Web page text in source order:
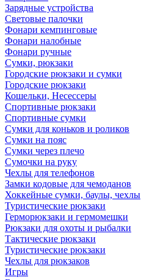
Зарядные устройства
Световые палочки
Фонари кемпинговые
Фонари налобные
Фонари ручные
Сумки, рюкзаки
Городские рюкзаки и сумки
Городские рюкзаки
Кошельки, Несессеры
Спортивные рюкзаки
Спортивные сумки
Сумки для коньков и роликов
Сумки на пояс
Сумки через плечо
Сумочки на руку
Чехлы для телефонов
Замки кодовые для чемоданов
Хоккейные сумки, баулы, чехлы
Туристические рюкзаки
Герморюкзаки и гермомешки
Рюкзаки для охоты и рыбалки
Тактические рюкзаки
Туристические рюкзаки
Чехлы для рюкзаков
Игры